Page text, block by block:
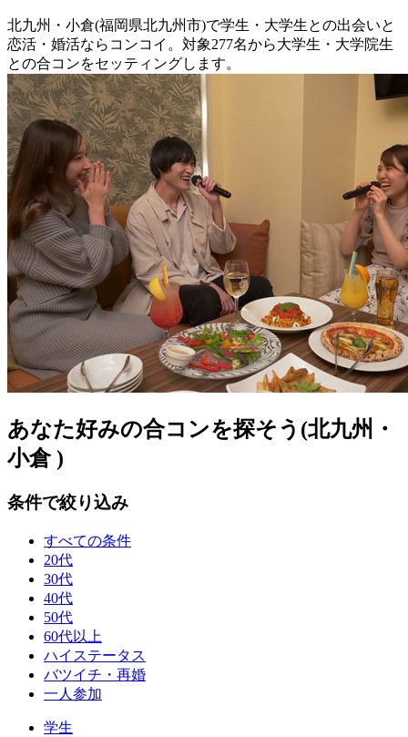
北九州・小倉(福岡県北九州市)で学生・大学生との出会いと
恋活・婚活ならコンコイ。対象277名から大学生・大学院生
との合コンをセッティングします。
あなた好みの合コンを探そう(北九州・
小倉 )
条件で絞り込み
すべての条件
20代
30代
40代
50代
60代以上
ハイステータス
バツイチ・再婚
一人参加
学生